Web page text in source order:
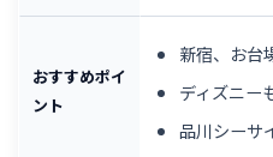
おすすめポイ
ント
新宿、お台
ディズニー
品川シーサ